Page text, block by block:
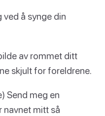
å synge din
av rommet ditt
skjult for foreldrene.
Send meg en
navnet mitt så